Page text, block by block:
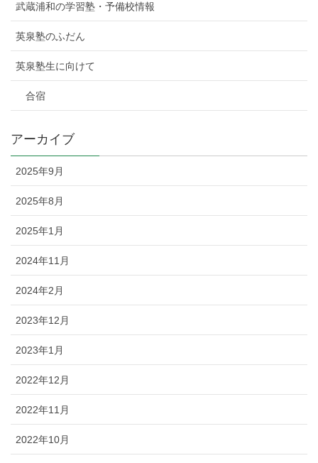
武蔵浦和の学習塾・予備校情報
英泉塾のふだん
英泉塾生に向けて
合宿
アーカイブ
2025年9月
2025年8月
2025年1月
2024年11月
2024年2月
2023年12月
2023年1月
2022年12月
2022年11月
2022年10月